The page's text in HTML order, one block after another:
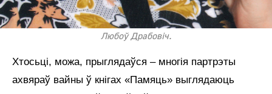
Любоў Драбовіч.
Хтосьці, можа, прыглядаўся – многія партрэты
ахвяраў вайны ў кнігах «Памяць» выглядаюць